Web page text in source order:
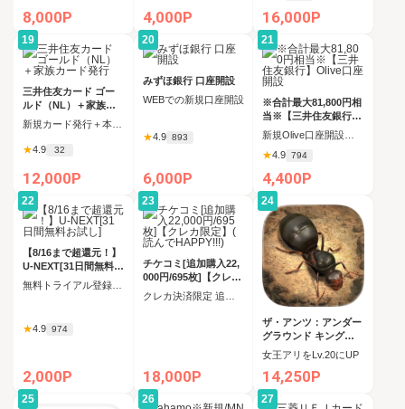
8,000P 4,000P 16,000P
19
三井住友カード ゴー
ルド（NL）＋家族カ
ード発行
★4.9 32
12,000P
20
みずほ銀行 口座開設
WEBでの新規口座開設
★4.9 893
6,000P
21
※合計最大81,800円相
当※【三井住友銀行】
Olive口座開設
★4.9 794
4,400P
22
【8/16まで超還元！】
U-NEXT[31日間無料お
試し]
★4.9 974
2,000P
23
チケコミ[追加購入22,
000円/695枚]【クレカ
限定】(読んでHAPPY!
!!)
18,000P
24
ザ・アンツ：アンダー
グラウンド キングダ
ム
女王アリをLv.20にUP
14,250P
25 26 27